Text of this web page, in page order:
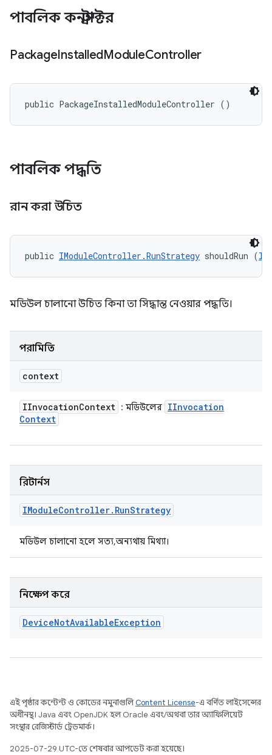
পাবলিক কনস্ট্রাক্টর
PackageInstalledModuleController
public PackageInstalledModuleController ()
পাবলিক পদ্ধতি
রান করা উচিত
public IModuleController.RunStrategy shouldRun (
মডিউল চালানো উচিত কিনা তা সিদ্ধান্ত নেওয়ার পদ্ধতি।
পরামিতি
context
IInvocationContext : মডিউলের IInvocation
Context
রিটার্নস
IModuleController. RunStrategy
মডিউল চালানো হলে সত্য, অন্যথায় মিথ্যা।
নিক্ষেপ করে
DeviceNotAvailableException
এই পৃষ্ঠার কন্টেন্ট ও কোডের নমুনাগুলিContent License-এ বর্ণিত লাইসেন্সের
অধীনস্থ। Java এবং OpenJDK হল Oracle এবং/অথবা তার অ্যাফিলিয়েট
সংস্থার রেজিস্টার্ড ট্রেডমার্ক।
2025-07-29 UTC-তে শেষবার আপডেট করা হয়েছে।